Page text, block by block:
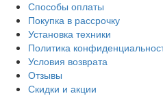
Способы оплаты
Покупка в рассрочку
Установка техники
Политика
Условия возврата
Отзывы
Скидки и акции